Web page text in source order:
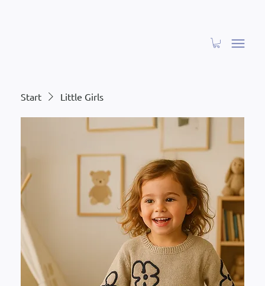
Start Little Girls